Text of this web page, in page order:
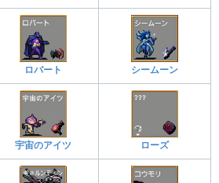
ロバート シームーン
宇宙のアイツ ローズ